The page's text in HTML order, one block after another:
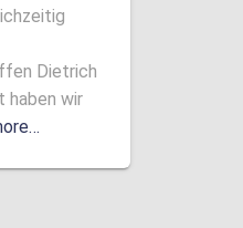
Dietrich
haben wir